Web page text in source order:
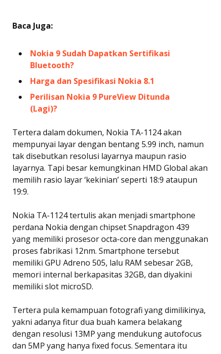
Baca Juga:
Nokia 9 Sudah Dapatkan Sertifikasi
Bluetooth?
Harga dan Spesifikasi Nokia 8.1
Perilisan Nokia 9 PureView Ditunda
(Lagi)?
Tertera dalam dokumen, Nokia TA-1124 akan
mempunyai layar dengan bentang 5.99 inch, namun
tak disebutkan resolusi layarnya maupun rasio
layarnya. Tapi besar kemungkinan HMD Global akan
memilih rasio layar ‘kekinian’ seperti 18:9 ataupun
19:9.
Nokia TA-1124 tertulis akan menjadi smartphone
perdana Nokia dengan chipset Snapdragon 439
yang memiliki prosesor octa-core dan menggunakan
proses fabrikasi 12nm. Smartphone tersebut
memiliki GPU Adreno 505, lalu RAM sebesar 2GB,
memori internal berkapasitas 32GB, dan diyakini
memiliki slot microSD.
Tertera pula kemampuan fotografi yang dimilikinya,
yakni adanya fitur dua buah kamera belakang
dengan resolusi 13MP yang mendukung autofocus
dan 5MP yang hanya fixed focus. Sementara itu